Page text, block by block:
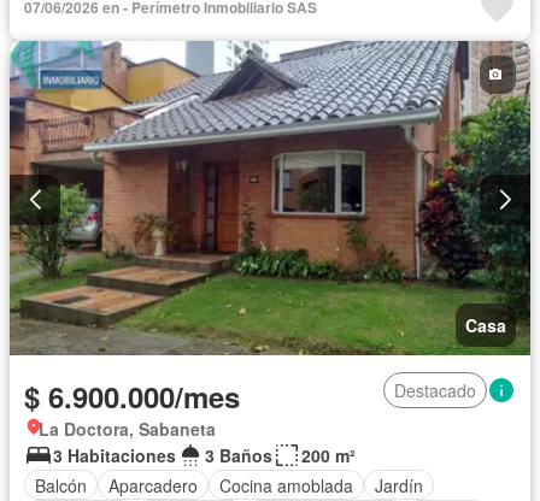
07/06/2026 en - Perímetro Inmobiliario SAS
Casa
$ 6.900.000/mes
Destacado
La Doctora, Sabaneta
3 Habitaciones
3 Baños
200 m²
Balcón
Aparcadero Cocina amoblada
Jardín